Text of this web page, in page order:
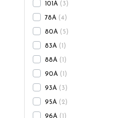
101A 3
78A 4
80A 5
83A
88A
90A
93A 3
95A 2
96A